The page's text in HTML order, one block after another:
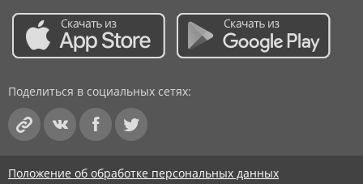
Поделиться в социальных сетях:
Положение об обработке персональных данных